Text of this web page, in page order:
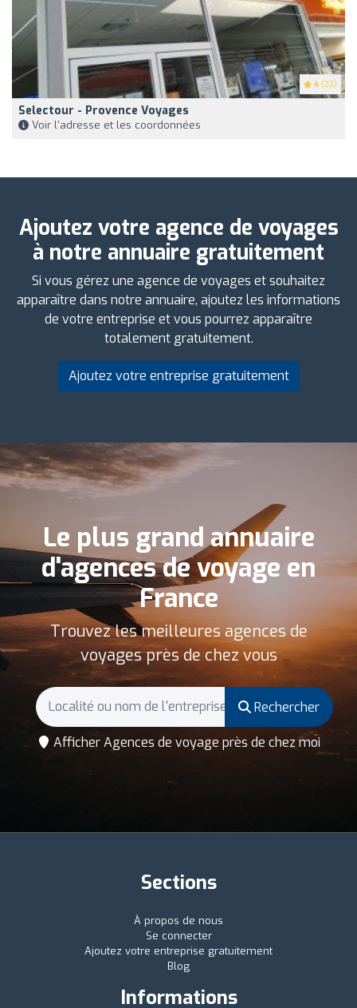
4 (22)
Selectour - Provence Voyages
Voir l'adresse et les coordonnées
Ajoutez votre agence de voyages
à notre annuaire gratuitement
Si vous gérez une agence de voyages et souhaitez
apparaître dans notre annuaire, ajoutez les informations
de votre entreprise et vous pourrez apparaître
totalement gratuitement.
Ajoutez votre entreprise gratuitement
Le plus grand annuaire
d'agences de voyage en
France
Trouvez les meilleures agences de
voyages près de chez vous
Rechercher
Afficher Agences de voyage près de chez moi
Sections
À propos de nous
Se connecter
Ajoutez votre entreprise gratuitement
Blog
Informations